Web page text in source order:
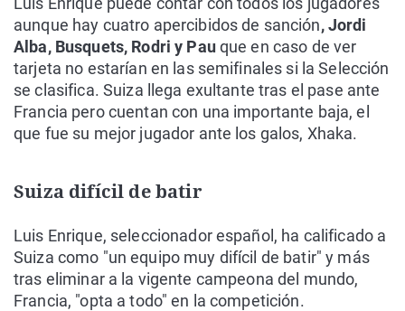
aunque hay cuatro apercibidos de sanción, Jordi
Alba, Busquets, Rodri y Pauque en caso de ver
tarjeta no estarían en las semifinales si la Selección
se clasifica. Suiza llega exultante tras el pase ante
Francia pero cuentan con una importante baja, el
que fue su mejor jugador ante los galos, Xhaka.
Suiza difícil de batir
Luis Enrique, seleccionador español, ha calificado a
Suiza como "un equipo muy difícil de batir" y más
tras eliminar a la vigente campeona del mundo,
Francia, "opta a todo" en la competición.